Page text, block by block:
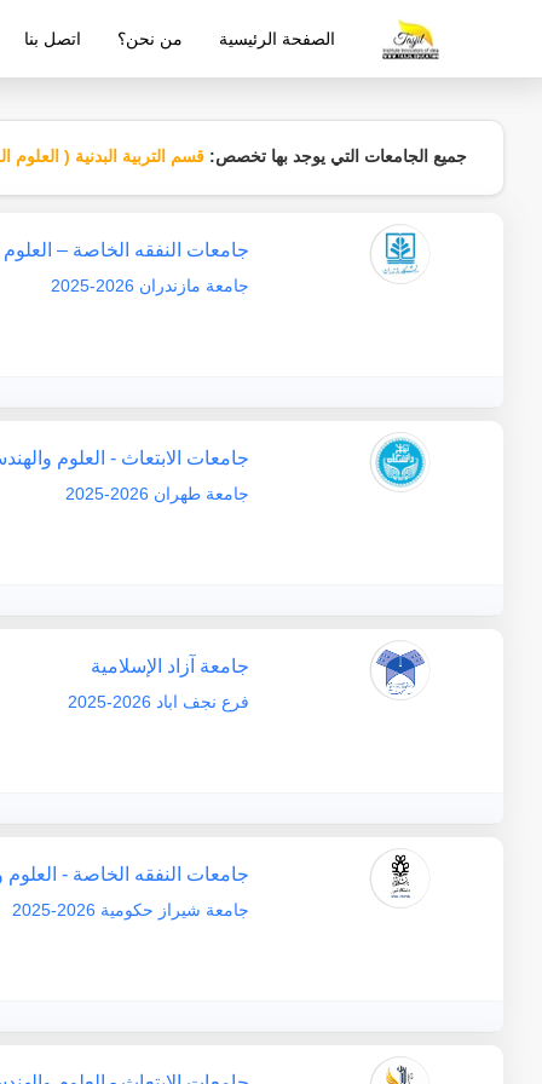
شركة معتمدة من قبل وزارة التربية
الصفحة الرئيسية من نحن؟ اتصل بنا
جميع الجامعات التي يوجد بها تخصص: قسم التربية البدنية ( العلوم
جامعات النفقه الخاصة –
جامعة مازندران 2026-2025
جامعات الابتعاث - العلوم
جامعة طهران 2026-2025
جامعة آزاد الإسلامية
فرع نجف اباد 2026-2025
جامعات النفقه الخاصة - العلوم
جامعة شيراز حكومية 2026-2025